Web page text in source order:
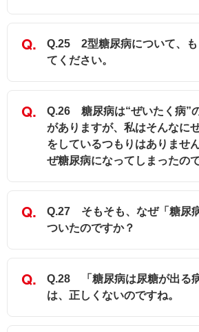
Q.25 2型糖尿病について、も
てください。
Q.26 糖尿病は“ぜいたく病”
がありますが、私はそんなに
をしているつもりはありませ
ぜ糖尿病になってしまったの
Q.27 そもそも、なぜ「糖尿
ついたのですか？
Q.28 「糖尿病は尿糖が出る
は、正しくないのですね。